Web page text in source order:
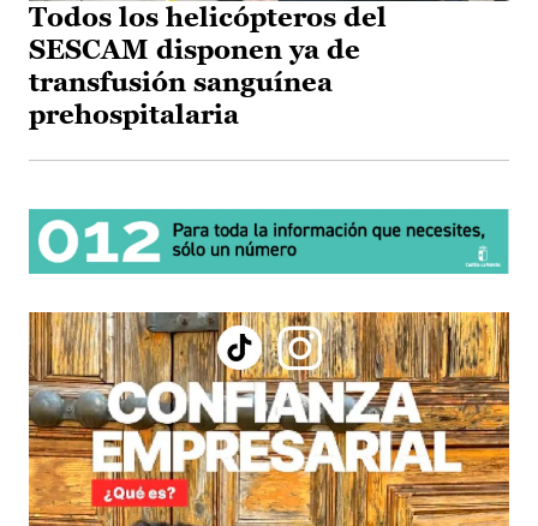
Todos los helicópteros del
SESCAM disponen ya de
transfusión sanguínea
prehospitalaria